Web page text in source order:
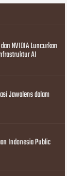
NVIDIA Luncurkan
AI
Jawalens dalam
Indonesia Public